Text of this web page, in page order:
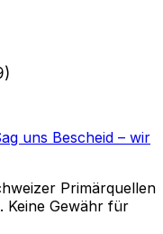
uns Bescheid – wir
Primärquellen
Keine Gewähr für